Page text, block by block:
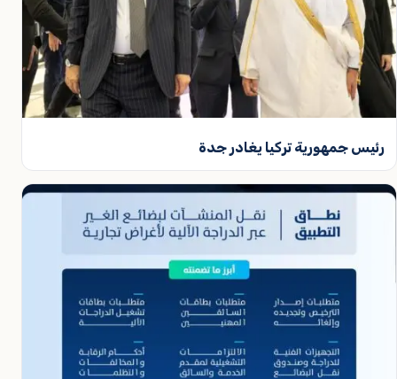
رئيس جمهورية تركيا يغادر جدة